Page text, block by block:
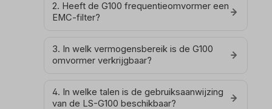
2. Heeft de G100 frequentieomvormer een
EMC-filter?
3. In welk vermogensbereik is de G100
omvormer verkrijgbaar?
4. In welke talen is de gebruiksaanwijzing
van de LS-G100 beschikbaar?